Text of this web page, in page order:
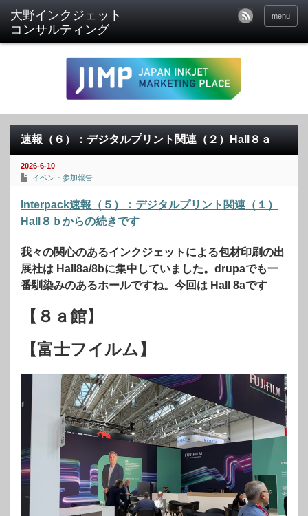
menu
速報（６）：デジタルプリント関連（２）Hall８ａ
2026-6-10
イベント参加報告
Interpack速報（５）：デジタルプリント関連（１）
Hall８ｂからの続きです
我々の関心のあるインクジェットによる包材印刷の出
展社は Hall8a/8bに集中していました。drupaでも一
番馴染みのあるホールですね。今回は Hall 8aです
【８ａ館】
【富士フイルム】